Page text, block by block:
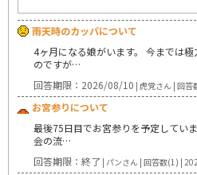
雨天時のカッパについて
4ヶ月になる娘がいます。 今までは
のですが…
回答期限：2026/08/10 | 虎党さん | 回
お宮参りについて
最後75日目でお宮参りを予定してい
会の流…
回答期限：終了 | パンさん | 回答数(1) |